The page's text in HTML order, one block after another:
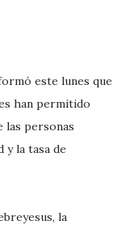
este lunes que
han permitido
las personas
y la tasa de
la